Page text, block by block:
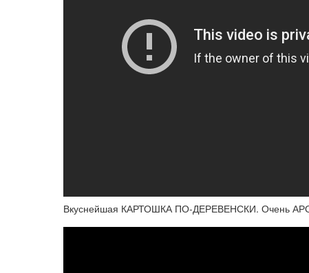
Вкуснейшая КАРТОШКА ПО-ДЕРЕВЕНСКИ. Очень